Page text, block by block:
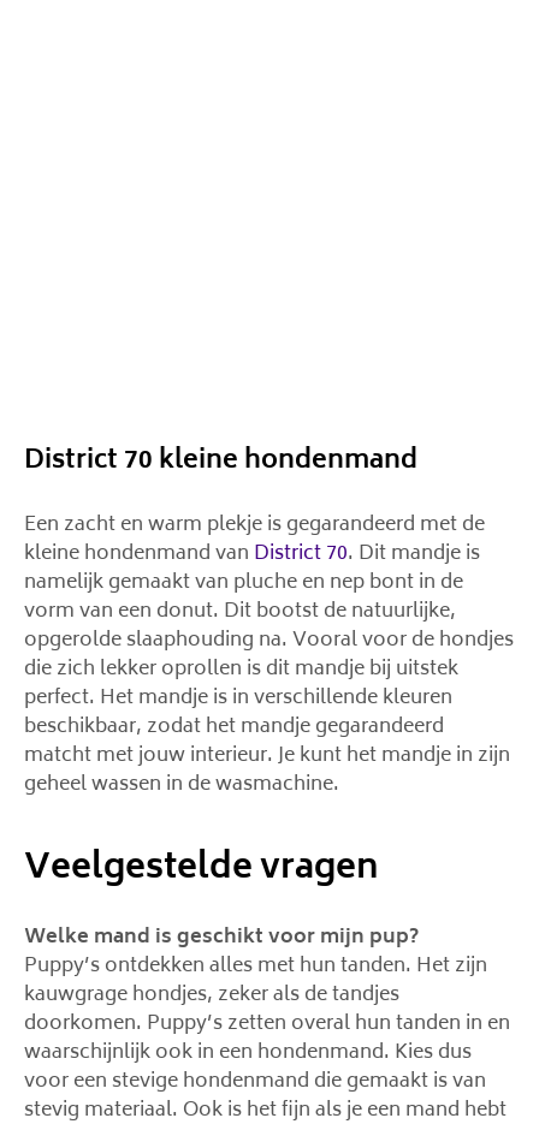
District 70 kleine hondenmand
Een zacht en warm plekje is gegarandeerd met de
kleine hondenmand van District 70. Dit mandje is
namelijk gemaakt van pluche en nep bont in de
vorm van een donut. Dit bootst de natuurlijke,
opgerolde slaaphouding na. Vooral voor de hondjes
die zich lekker oprollen is dit mandje bij uitstek
perfect. Het mandje is in verschillende kleuren
beschikbaar, zodat het mandje gegarandeerd
matcht met jouw interieur. Je kunt het mandje in zijn
geheel wassen in de wasmachine.
Veelgestelde vragen
Welke mand is geschikt voor mijn pup?
Puppy’s ontdekken alles met hun tanden. Het zijn
kauwgrage hondjes, zeker als de tandjes
doorkomen. Puppy’s zetten overal hun tanden in en
waarschijnlijk ook in een hondenmand. Kies dus
voor een stevige hondenmand die gemaakt is van
stevig materiaal. Ook is het fijn als je een mand hebt